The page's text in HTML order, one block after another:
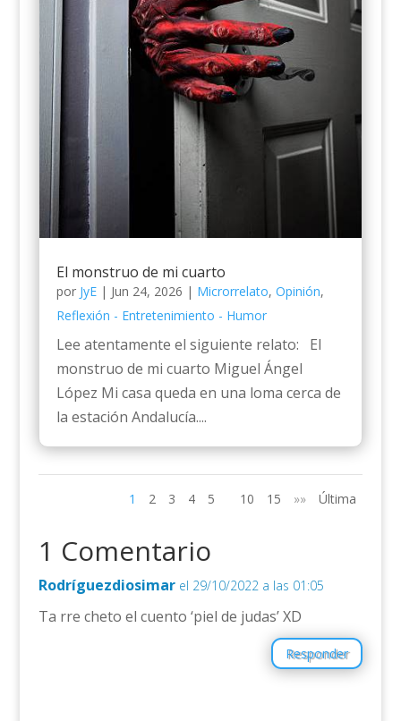
El monstruo de mi cuarto
por JyE| Jun 24, 2026 | Microrrelato, Opinión,
Reflexión - Entretenimiento - Humor
Lee atentamente el siguiente relato: El
monstruo de mi cuarto Miguel Ángel
López Mi casa queda en una loma cerca de
la estación Andalucía....
1 2 3 4 5 10 15 »» Última
1 Comentario
Rodríguezdiosimar el 29/10/2022 a las 01:05
Ta rre cheto el cuento ‘piel de judas’ XD
Responder